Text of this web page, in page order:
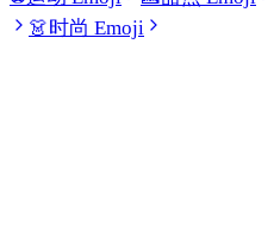
👗时尚 Emoji